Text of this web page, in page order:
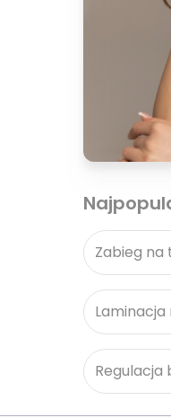
Zabieg na
Laminacja
Regulacja